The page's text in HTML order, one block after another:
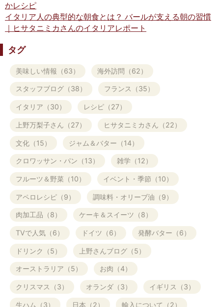
かレシピ
イタリア人の典型的な朝食とは？ バールが支える朝の習慣
｜ヒサタニミカさんのイタリアレポート
タグ
美味しい情報（63） 海外訪問（62）
スタッフブログ（38） フランス（35）
イタリア（30） レシピ（27）
上野万梨子さん（27） ヒサタニミカさん（22）
文化（15） ジャム＆バター（14）
クロワッサン・パン（13） 雑学（12）
フルーツ＆野菜（10） イベント・季節（10）
アペロレシピ（9） 調味料・オリーブ油（9）
肉加工品（8） ケーキ＆スイーツ（8）
TVで人気（6） ドイツ（6） 発酵バター（6）
ドリンク（5） 上野さんブログ（5）
オーストラリア（5） お肉（4）
クリスマス（3） オランダ（3） イギリス（3）
生ハム（3） 日本（2） 輸入について（2）